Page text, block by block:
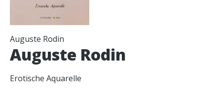
Auguste Rodin
Auguste Rodin
Erotische Aquarelle